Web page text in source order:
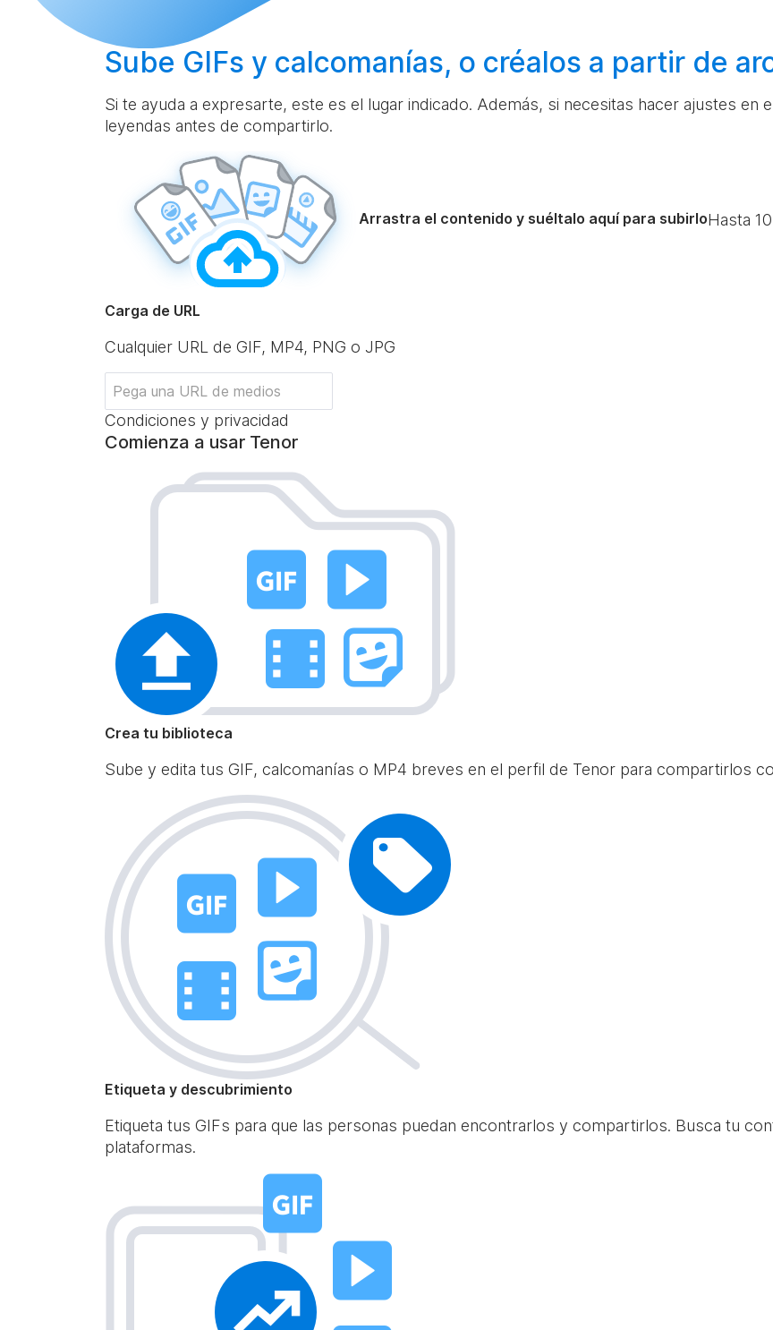
Sube GIFs y calcomanías, o créalos a partir de
Si te ayuda a expresarte, este es el lugar indicado. Además, si necesitas hacer ajustes
leyendas antes de compartirlo.
Arrastra el contenido y suéltalo aquí para subirloHasta 10
Carga de URL
Cualquier URL de GIF, MP4, PNG o JPG
Condiciones y privacidad
Comienza a usar Tenor
Crea tu biblioteca
Sube y edita tus GIF, calcomanías o MP4 breves en el perfil de Tenor para compartirlos
Etiqueta y descubrimiento
Etiqueta tus GIFs para que las personas puedan encontrarlos y compartirlos. Busca tu
plataformas.